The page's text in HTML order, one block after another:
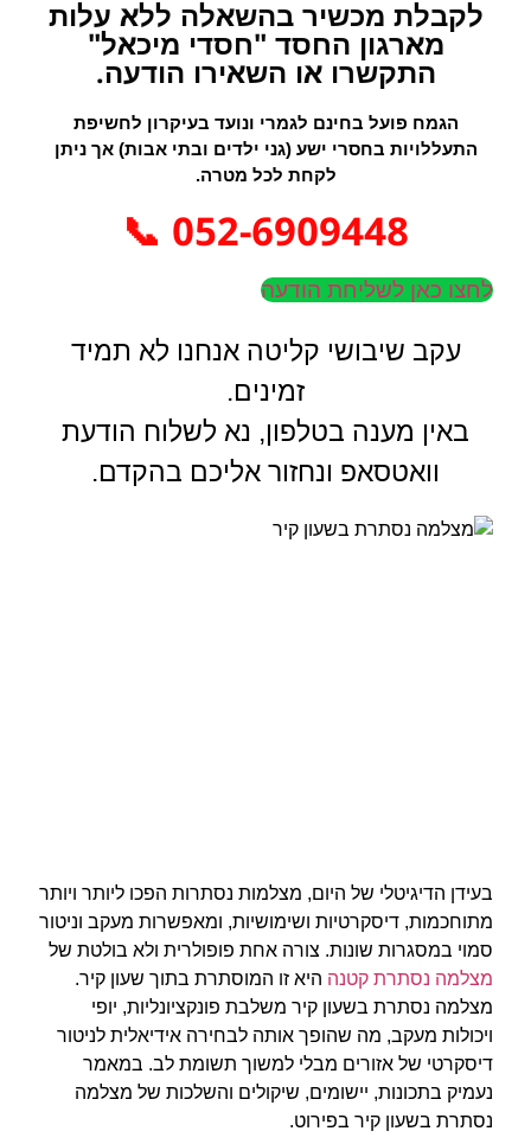
לקבלת מכשיר בהשאלה ללא עלות
מארגון החסד "חסדי מיכאל"
התקשרו או השאירו הודעה.
הגמח פועל בחינם לגמרי ונועד בעיקרון לחשיפת
התעללויות בחסרי ישע (גני ילדים ובתי אבות) אך ניתן
לקחת לכל מטרה.
052-6909448 📞
לחצו כאן לשליחת הודעה
עקב שיבושי קליטה אנחנו לא תמיד
זמינים.
באין מענה בטלפון, נא לשלוח הודעת
וואטסאפ ונחזור אליכם בהקדם.
בעידן הדיגיטלי של היום, מצלמות נסתרות הפכו ליותר ויותר
מתוחכמות, דיסקרטיות ושימושיות, ומאפשרות מעקב וניטור
סמוי במסגרות שונות. צורה אחת פופולרית ולא בולטת של
מצלמה נסתרת קטנה היא זו המוסתרת בתוך שעון קיר.
מצלמה נסתרת בשעון קיר משלבת פונקציונליות, יופי
ויכולות מעקב, מה שהופך אותה לבחירה אידיאלית לניטור
דיסקרטי של אזורים מבלי למשוך תשומת לב. במאמר
נעמיק בתכונות, יישומים, שיקולים והשלכות של מצלמה
נסתרת בשעון קיר בפירוט.